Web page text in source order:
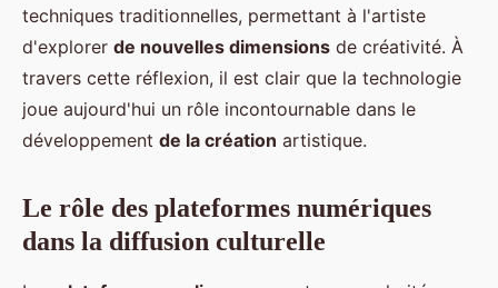
techniques traditionnelles, permettant à l'artiste
d'explorer de nouvelles dimensions de créativité. À
travers cette réflexion, il est clair que la technologie
joue aujourd'hui un rôle incontournable dans le
développement de la création artistique.
Le rôle des plateformes numériques
dans la diffusion culturelle